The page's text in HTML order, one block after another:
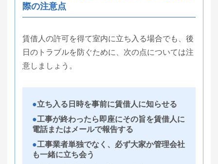
際の注意点
賃借人の許可を得て室内に立ち入る場合でも、後
日のトラブルを防ぐために、次の点については注
意しましょう。
立ち入る日時を事前に賃借人に知らせる
工事が終わったら即座にその旨を賃借人に
電話またはメールで報告する
工事業者単独でなく、必ず大家か管理会社
も一緒に立ち会う